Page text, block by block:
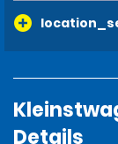
Details